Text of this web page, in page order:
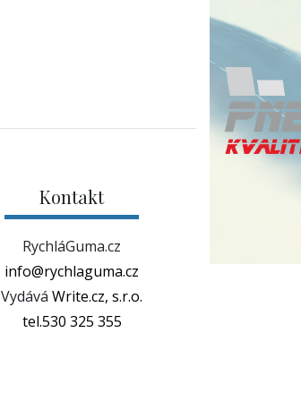
Kontakt
RychláGuma.cz
info@rychlaguma.cz
VydáváWrite.cz, s.r.o.
tel.530 325 355